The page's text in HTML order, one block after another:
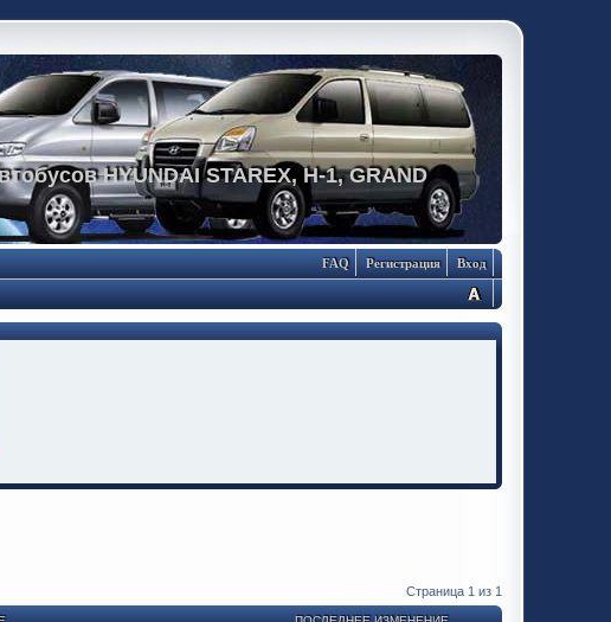
HYUNDAI STAREX, H-1, GRAND
Вход
Регистрация
FAQ
Страница 1 из 1